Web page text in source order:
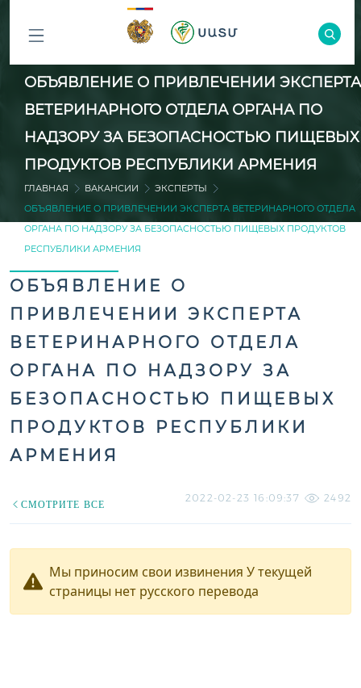
ԲՈԼՈՐ
ԲԱԺԻՆՆԵՐԸ
ОБЪЯВЛЕНИЕ О ПРИВЛЕЧЕНИИ ЭКСПЕРТА
ВЕТЕРИНАРНОГО ОТДЕЛА ОРГАНА ПО
НАДЗОРУ ЗА БЕЗОПАСНОСТЬЮ ПИЩЕВЫХ
ПРОДУКТОВ РЕСПУБЛИКИ АРМЕНИЯ
ГЛАВНАЯ ВАКАНСИИ
ЭКСПЕРТЫ
ОБЪЯВЛЕНИЕ О ПРИВЛЕЧЕНИИ ЭКСПЕРТА ВЕТЕРИНАРНОГО ОТДЕЛА
ОРГАНА ПО НАДЗОРУ ЗА БЕЗОПАСНОСТЬЮ ПИЩЕВЫХ ПРОДУКТОВ
РЕСПУБЛИКИ АРМЕНИЯ
ОБЪЯВЛЕНИЕ О
ПРИВЛЕЧЕНИИ ЭКСПЕРТА
ВЕТЕРИНАРНОГО ОТДЕЛА
ОРГАНА ПО НАДЗОРУ ЗА
БЕЗОПАСНОСТЬЮ ПИЩЕВЫХ
ПРОДУКТОВ РЕСПУБЛИКИ
АРМЕНИЯ
СМОТРИТЕ ВСЕ
2022-02-23 16:09:37 2492
Мы приносим свои извинения У текущей
страницы нет русского перевода